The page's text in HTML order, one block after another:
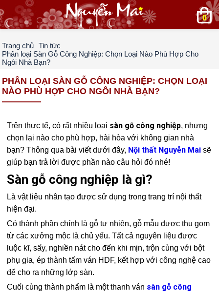
0
Trang chủ
Tin tức
Phân loại Sàn Gỗ Công Nghiệp: Chọn Loại Nào Phù Hợp Cho
Ngôi Nhà Bạn?
PHÂN LOẠI SÀN GỖ CÔNG NGHIỆP: CHỌN LOẠI
NÀO PHÙ HỢP CHO NGÔI NHÀ BẠN?
Trên thực tế, có rất nhiều loại sàn gỗ công nghiệp, nhưng
chọn lại nào cho phù hợp, hài hòa với không gian nhà
bạn? Thông qua bài viết dưới đây, Nội thất Nguyễn Mai sẽ
giúp bạn trả lời được phần nào câu hỏi đó nhé!
Sàn gỗ công nghiệp là gì?
Là vật liệu nhân tạo được sử dụng trong trang trí nội thất
hiện đại.
Có thành phần chính là gỗ tự nhiên, gỗ mẫu được thu gom
từ các xưởng mộc là chủ yếu. Tất cả nguyên liệu được
luộc kĩ, sấy, nghiền nát cho đến khi mịn, trộn cùng với bột
phụ gia, ép thành tấm ván HDF, kết hợp với công nghệ cao
để cho ra những lớp sàn.
Cuối cùng thành phẩm là một thanh ván sàn gỗ công